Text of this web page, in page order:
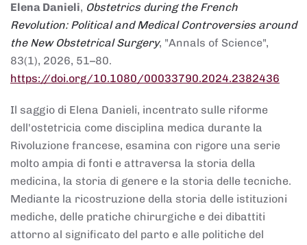
Elena Danieli, Obstetrics during the French
Revolution: Political and Medical Controversies around
the New Obstetrical Surgery, "Annals of Science",
83(1), 2026, 51–80.
https://doi.org/10.1080/00033790.2024.2382436
Il saggio di Elena Danieli, incentrato sulle riforme
dell'ostetricia come disciplina medica durante la
Rivoluzione francese, esamina con rigore una serie
molto ampia di fonti e attraversa la storia della
medicina, la storia di genere e la storia delle tecniche.
Mediante la ricostruzione della storia delle istituzioni
mediche, delle pratiche chirurgiche e dei dibattiti
attorno al significato del parto e alle politiche del